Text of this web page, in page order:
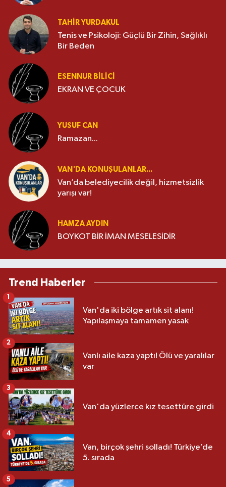
TAHIR YURDAKUL
Tenis ve Psikoloji: Güçlü Bir Zihin, Sağlıklı
Bir Beden
ESENNUR BİLİCİ
EKRAN VE ÇOCUK
YUSUF CAN
Ramazan...
VAN'DA KONUŞULANLAR...
Van’da belediyecilik değil, hizmetsizlik
yarışı var!
HAMZA AYDIN
BOYKOT BİR İMAN MESELESİDİR
Trend Haberler
Van'da iki bölge artık sit alanı!
Yapılaşmaya tamamen yasak
1
Vanlı aile kaza yaptı! Ölü ve yaralılar
var
2
Van'da yüzlerce kız tesettüre girdi
3
Van, birçok şehri solladı! Türkiye’de
5. sırada
4
5